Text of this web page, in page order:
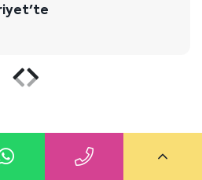
Önceki
göster
göster